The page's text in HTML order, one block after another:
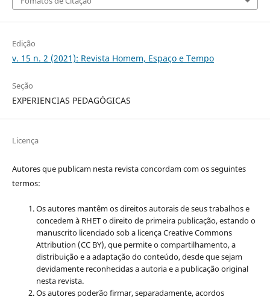
Edição
v. 15 n. 2 (2021): Revista Homem, Espaço e Tempo
Seção
EXPERIENCIAS PEDAGÓGICAS
Licença
Autores que publicam nesta revista concordam com os seguintes
termos:
Os autores mantêm os direitos autorais de seus trabalhos e
concedem à RHET o direito de primeira publicação, estando o
manuscrito licenciado sob a licençaCreative Commons
Attribution (CC BY), que permite o compartilhamento, a
distribuição e a adaptação do conteúdo, desde que sejam
devidamente reconhecidas a autoria e a publicação original
nesta revista.
Os autores poderão firmar, separadamente, acordos